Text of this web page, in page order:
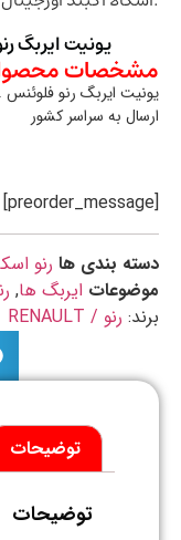
یونیت ایربگ رنو
محصول:
ایربگ رنو فلوئنس .اسکالا
به سراسر کشور
بندی ها رنو اسکالا,
ایربگ ها,رنو
رنو / RENAULT
توضیحات
توضیحات